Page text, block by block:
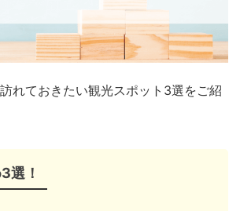
れておきたい観光スポット3選をご紹
選！